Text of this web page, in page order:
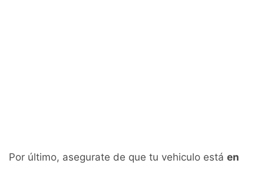
Por último, asegurate de que tu vehiculo está en